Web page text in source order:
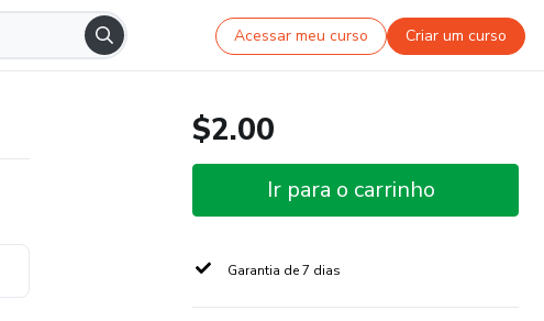
Acessar meu curso Criar um curso
$2.00
Ir para o carrinho
Garantia de 7 dias